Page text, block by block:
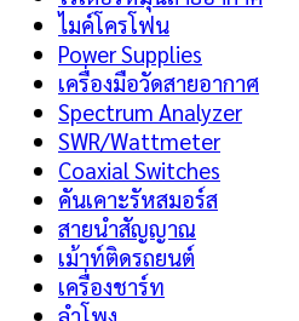
ไมค์โครโฟน
Power Supplies
เครื่องมือวัดสายอากาศ
Spectrum Analyzer
SWR/Wattmeter
Coaxial Switches
คันเคาะรัหสมอร์ส
สายนำสัญญาณ
เม้าท์ติดรถยนต์
เครื่องชาร์ท